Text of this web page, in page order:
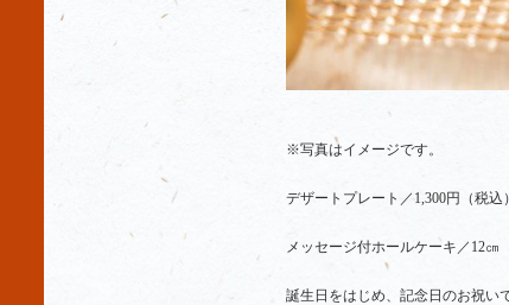
※写真はイメージです。
デザートプレート／1,300円（税込）
メッセージ付ホールケーキ／12
誕生日をはじめ、記念日のお祝い